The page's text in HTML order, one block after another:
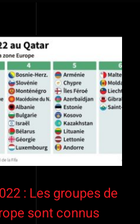
: Les groupes de
sont connus